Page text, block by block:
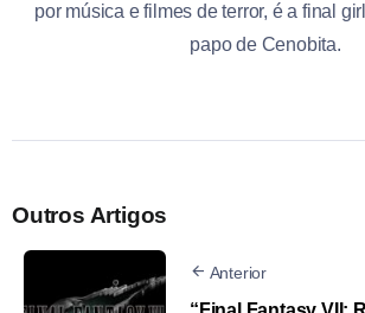
por música e filmes de terror, é a final
papo de Cenobita.
Outros Artigos
Anterior